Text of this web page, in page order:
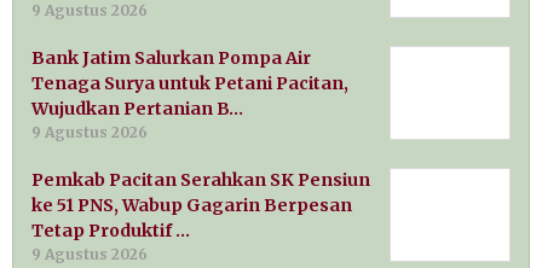
9 Agustus 2026
Bank Jatim Salurkan Pompa Air
Tenaga Surya untuk Petani Pacitan,
Wujudkan Pertanian B…
9 Agustus 2026
Pemkab Pacitan Serahkan SK Pensiun
ke 51 PNS, Wabup Gagarin Berpesan
Tetap Produktif …
9 Agustus 2026